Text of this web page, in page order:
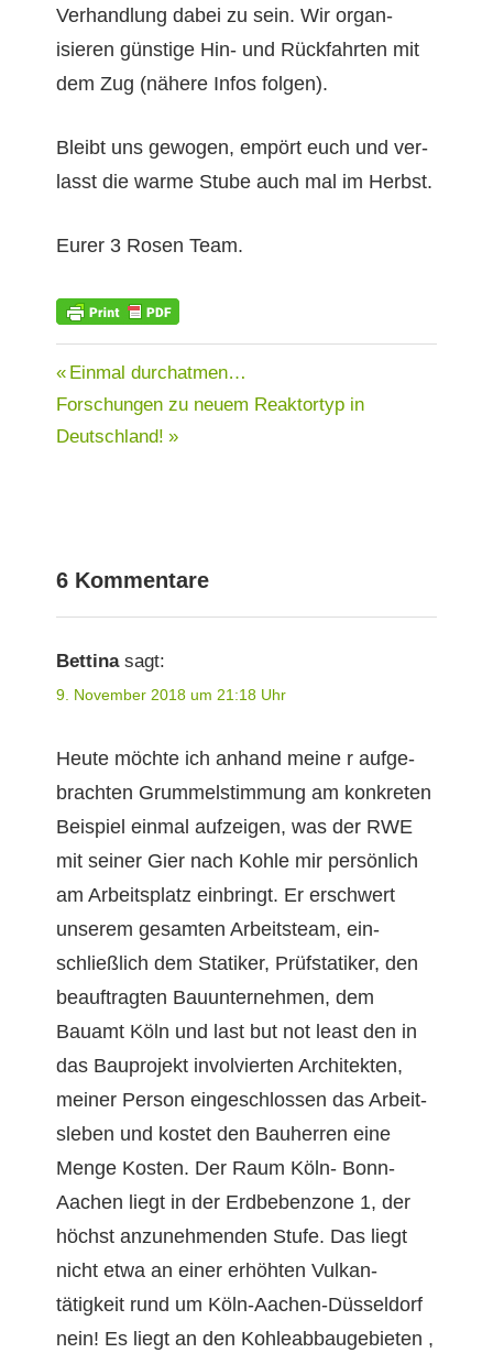
Ver­hand­lung dabei zu sein. Wir organ­
isieren gün­stige Hin- und Rück­fahrten mit
dem Zug (nähere Infos folgen).
Bleibt uns gewogen, empört euch und ver­
lasst die warme Stube auch mal im Herbst.
Eur­er 3 Rosen Team.
ALLGEMEIN
Beitragsnavigation
Vorheriger
Beitrag:
Einmal durchatmen…
Nächster
Beitrag:
Forschungen zu neuem Reaktortyp in
Deutschland!
6 Kommentare
Bettina sagt:
9. November 2018 um 21:18 Uhr
Heute möchte ich anhand meine r aufge­
bracht­en Grum­mel­stim­mung am konkreten
Beispiel ein­mal aufzeigen, was der RWE
mit sein­er Gier nach Kohle mir per­sön­lich
am Arbeit­splatz ein­bringt. Er erschw­ert
unserem gesamten Arbeit­steam, ein­
schließlich dem Sta­tik­er, Prüf­s­ta­tik­er, den
beauf­tragten Bau­un­ternehmen, dem
Bauamt Köln und last but not least den in
das Baupro­jekt involvierten Architek­ten,
mein­er Per­son eingeschlossen das Arbeit­
sleben und kostet den Bauher­ren eine
Menge Kosten. Der Raum Köln- Bonn-
Aachen liegt in der Erd­beben­zone 1, der
höchst anzunehmenden Stufe. Das liegt
nicht etwa an ein­er erhöht­en Vulka­n­
tätigkeit rund um Köln-Aachen-Düs­sel­dorf
nein! Es liegt an den Kohleab­bauge­bi­eten ,